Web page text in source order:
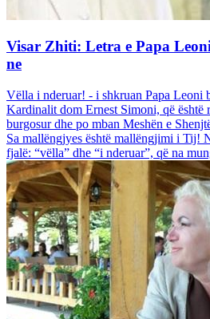
Visar Zhiti: Letra e Papa
ne
Vëlla i nderuar! - i shkruan Papa Leoni
Kardinalit dom Ernest Simoni, që është
burgosur dhe po mban Meshën e
Sa mallëngjyes është mallëngjimi i
fjalë: “vëlla” dhe “i nderuar”, që na